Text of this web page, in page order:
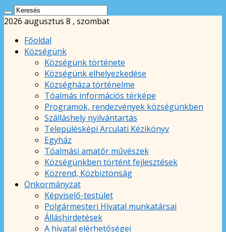
2026 augusztus 8 , szombat
Főoldal
Községünk
Községünk története
Községünk elhelyezkedése
Községháza történelme
Tóalmás információs térképe
Programok, rendezvények községünkben
Szálláshely nyilvántartás
Településképi Arculati Kézikönyv
Egyház
Tóalmási amatőr művészek
Községünkben történt fejlesztések
Közrend, Közbiztonság
Önkormányzat
Képviselő-testület
Polgármesteri Hivatal munkatársai
Álláshirdetések
A hivatal elérhetőségei